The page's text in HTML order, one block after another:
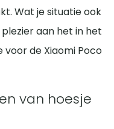
Wat je situatie ook
aan het in het
voor de Xiaomi Poco
van hoesje